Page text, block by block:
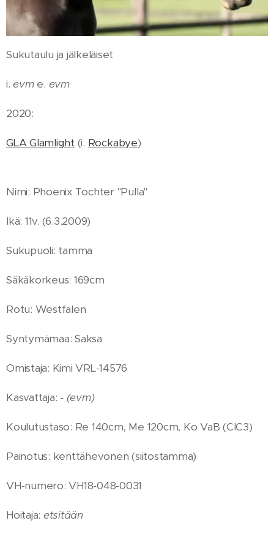
Sukutaulu ja jälkeläiset
i.evme. evm
2020:
GLA Glamlight(i. Rockabye)
Nimi: Phoenix Tochter "Pulla"
Ikä: 11v. (6.3.2009)
Sukupuoli: tamma
Säkäkorkeus: 169cm
Rotu: Westfalen
Syntymämaa: Saksa
Omistaja: Kimi VRL-14576
Kasvattaja: - (evm)
Koulutustaso: Re 140cm, Me 120cm, Ko VaB (CIC3)
Painotus: kenttähevonen (siitostamma)
VH-numero: VH18-048-0031
Hoitaja: etsitään